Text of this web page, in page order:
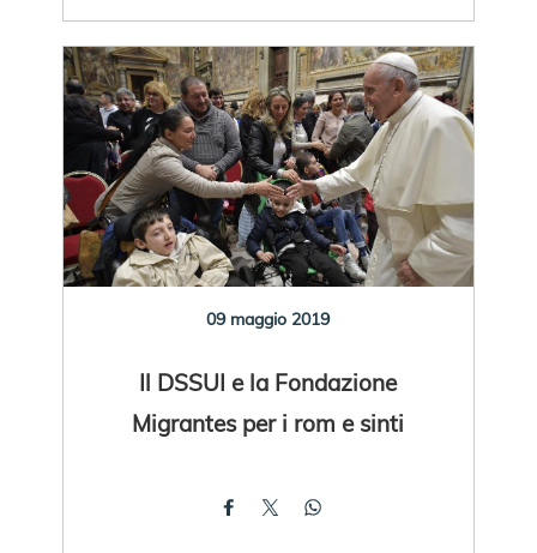
09 maggio 2019
Il DSSUI e la Fondazione
Migrantes per i rom e sinti